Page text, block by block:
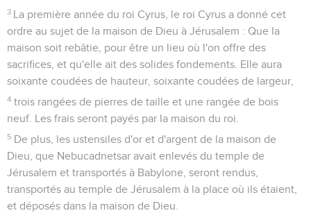
3 La première année du roi Cyrus, le roi Cyrus a donné cet
ordre au sujet de la maison de Dieu à Jérusalem : Que la
maison soit rebâtie, pour être un lieu où l'on offre des
sacrifices, et qu'elle ait des solides fondements. Elle aura
soixante coudées de hauteur, soixante coudées de largeur,
4 trois rangées de pierres de taille et une rangée de bois
neuf. Les frais seront payés par la maison du roi.
5 De plus, les ustensiles d'or et d'argent de la maison de
Dieu, que Nebucadnetsar avait enlevés du temple de
Jérusalem et transportés à Babylone, seront rendus,
transportés au temple de Jérusalem à la place où ils étaient,
et déposés dans la maison de Dieu.